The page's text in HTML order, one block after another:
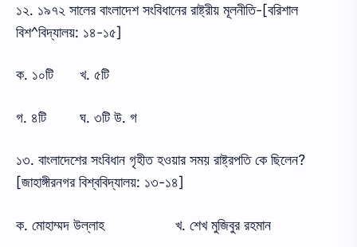
১২. ১৯৭২ সালের বাংলাদেশ সংবিধানের রাষ্ট্রীয় মূলনীতি-[বরিশাল
বিশ^বিদ্যালয়: ১৪-১৫]
ক. ১০টি খ. ৫টি
গ. ৪টি ঘ. ৩টি উ. গ
১৩. বাংলাদেশের সংবিধান গৃহীত হওয়ার সময় রাষ্ট্রপতি কে ছিলেন?
[জাহাঙ্গীরনগর বিশ্ববিদ্যালয়: ১৩-১৪]
ক. মোহাম্মদ উল্লাহ খ. শেখ মুজিবুর রহমান